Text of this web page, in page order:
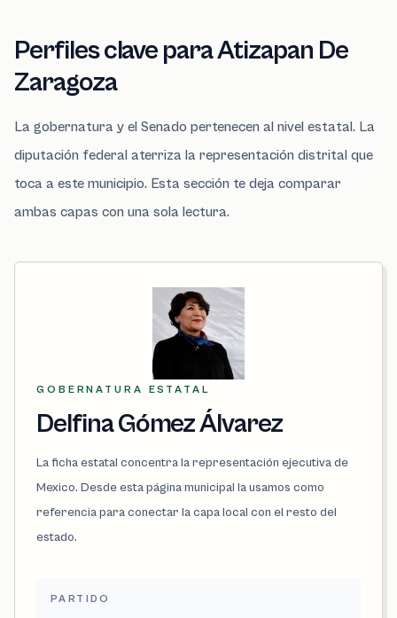
Perfiles clave para Atizapan De
Zaragoza
La gobernatura y el Senado pertenecen al nivel estatal. La
diputación federal aterriza la representación distrital que
toca a este municipio. Esta sección te deja comparar
ambas capas con una sola lectura.
GOBERNATURA ESTATAL
Delfina Gómez Álvarez
La ficha estatal concentra la representación ejecutiva de
Mexico. Desde esta página municipal la usamos como
referencia para conectar la capa local con el resto del
estado.
PARTIDO